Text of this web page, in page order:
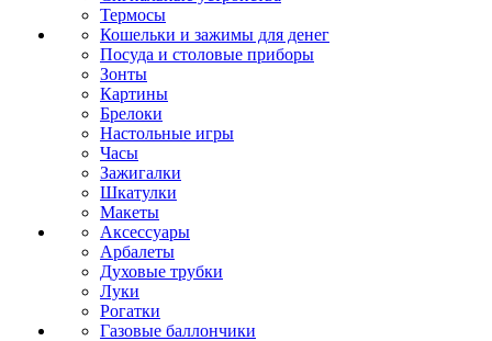
Термосы
Кошельки и зажимы для денег
Посуда и столовые приборы
Зонты
Картины
Брелоки
Настольные игры
Часы
Зажигалки
Шкатулки
Макеты
Аксессуары
Арбалеты
Духовые трубки
Луки
Рогатки
Газовые баллончики